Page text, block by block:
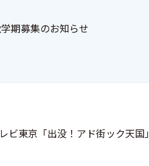
期募集のお知らせ
東京「出没！アド街ック天国」